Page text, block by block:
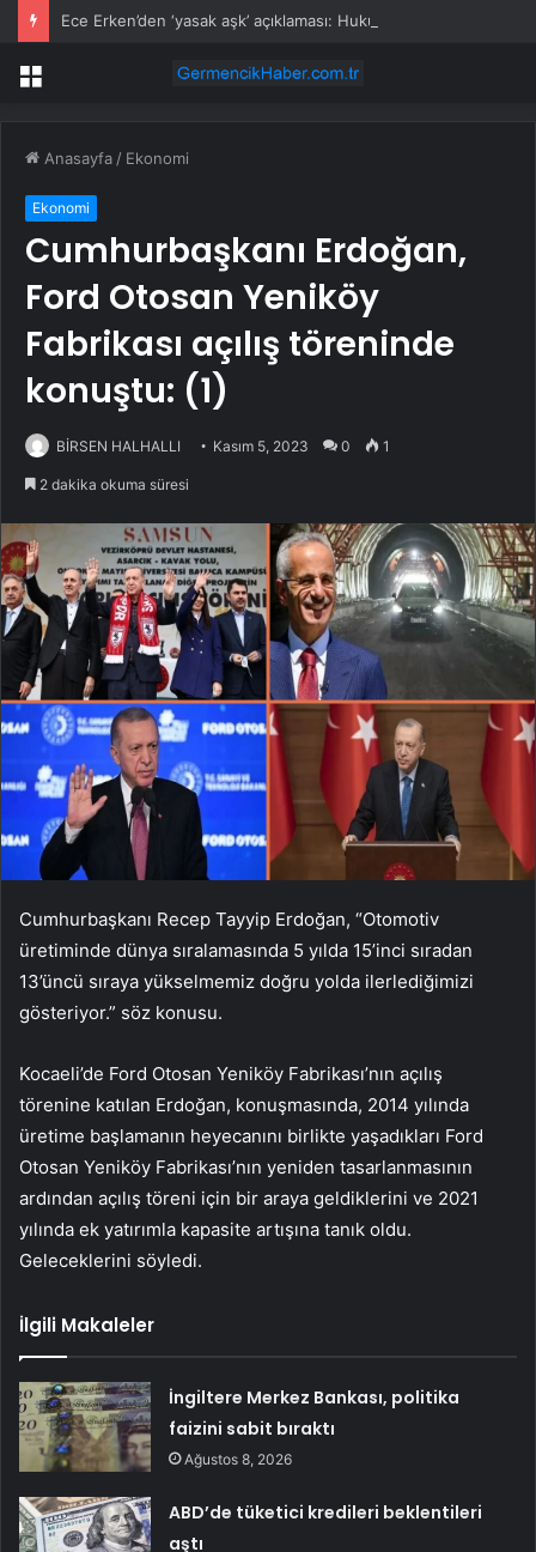
Menü
Anasayfa / Ekonomi
Ekonomi
Cumhurbaşkanı Erdoğan,
Ford Otosan Yeniköy
Fabrikası açılış töreninde
konuştu: (1)
BİRSEN HALHALLI Kasım 5, 2023 0 1
2 dakika okuma süresi
Cumhurbaşkanı Recep Tayyip Erdoğan, “Otomotiv
üretiminde dünya sıralamasında 5 yılda 15’inci sıradan
13’üncü sıraya yükselmemiz doğru yolda ilerlediğimizi
gösteriyor.” söz konusu.
Kocaeli’de Ford Otosan Yeniköy Fabrikası’nın açılış
törenine katılan Erdoğan, konuşmasında, 2014 yılında
üretime başlamanın heyecanını birlikte yaşadıkları Ford
Otosan Yeniköy Fabrikası’nın yeniden tasarlanmasının
ardından açılış töreni için bir araya geldiklerini ve 2021
yılında ek yatırımla kapasite artışına tanık oldu.
Geleceklerini söyledi.
İlgili Makaleler
İngiltere Merkez Bankası, politika
faizini sabit bıraktı
Ağustos 8, 2026
ABD’de tüketici kredileri beklentileri
aştı